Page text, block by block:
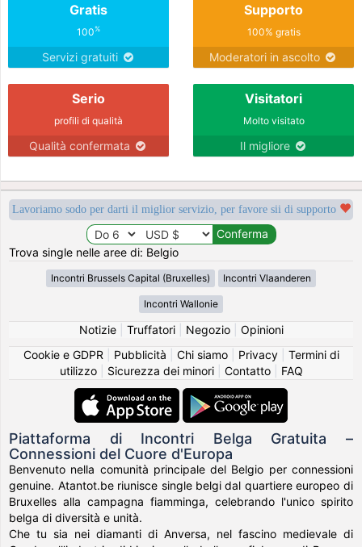
Gratis
100%
Servizi gratuiti
Supporto
100% gratis
Moderatori in ascolto
Serio
profili di qualità
Qualità confermata
Visitatori
Molto visitato
Il migliore
Lavoriamo sodo per darti il miglior servizio, per favore sii di supporto
Trova single nelle aree di: Belgio
Incontri Brussels Capital (Bruxelles) Incontri Vlaanderen
Incontri Wallonie
Notizie| Truffatori| Negozio| Opinioni
Cookie e GDPR
Pubblicità Chi siamo| Privacy| Termini di
utilizzo| Sicurezza dei minori| Contatto| FAQ
Piattaforma di Incontri Belga Gratuita –
Connessioni del Cuore d'Europa
Benvenuto nella comunità principale del Belgio per connessioni
genuine. Atantot.be riunisce single belgi dal quartiere europeo di
Bruxelles alla campagna fiamminga, celebrando l'unico spirito
belga di diversità e unità.
Che tu sia nei diamanti di Anversa, nel fascino medievale di